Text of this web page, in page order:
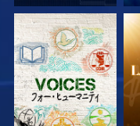
シリーズを探求